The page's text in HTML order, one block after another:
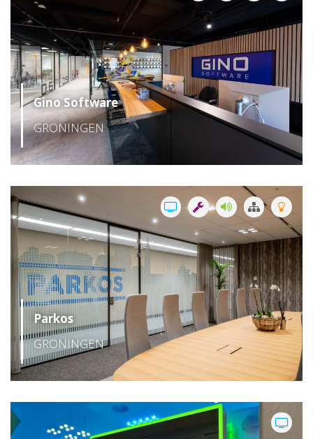
Gino Software
GRONINGEN
Parkos
GRONINGEN